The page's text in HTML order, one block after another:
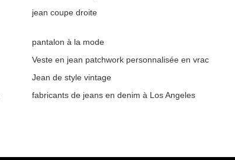
jean coupe droite
pantalon à la mode
Veste en jean patchwork personnalisée en vrac
Jean de style vintage
fabricants de jeans en denim à Los Angeles